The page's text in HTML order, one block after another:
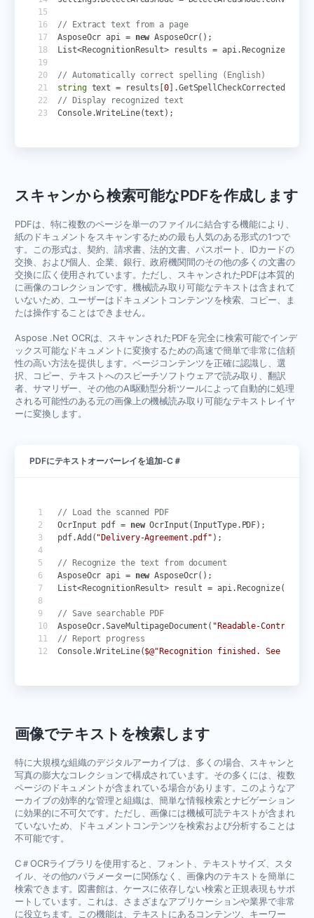
// Extract text from a page
AsposeOcr api = new AsposeOcr();
List<RecognitionResult> results = api. Recognize
// Automatically correct spelling (English)
string text = results [0 ].GetSpellCheckCorrectedText
// Display recognized text
Console.WriteLine(text );
スキャンから検索可能なPDFを作成します
PDFは、特に複数のページを単一のファイルに結合する機能により、
紙のドキュメントをスキャンするための最も人気のある形式の1つで
す。この形式は、契約、請求書、法的文書、パスポート、IDカードの
交換、および個人、企業、銀行、政府機関間のその他の多くの文書の
交換に広く使用されています。ただし、スキャンされたPDFは本質的
に画像のコレクションです。機械読み取り可能なテキストは含まれて
いないため、ユーザーはドキュメントコンテンツを検索、コピー、ま
たは操作することはできません。
Aspose .Net OCRは、スキャンされたPDFを完全に検索可能でインデ
ックス可能なドキュメントに変換するための高速で簡単で非常に信頼
性の高い方法を提供します。ページコンテンツを正確に認識し、選
択、コピー、テキストへのスピーチソフトウェアで読み取り、翻訳
者、サマリザー、その他のAI駆動型分析ツールによって自動的に処理
される可能性のある元の画像上の機械読み取り可能なテキストレイヤ
ーに変換します。
PDFにテキストオーバーレイを追加-C＃
// Load the scanned PDF
OcrInput pdf = new OcrInput ( InputType. PDF);
pdf.Add ( "Delivery-Agreement.pdf" );
// Recognize the text from document
AsposeOcr api = new AsposeOcr();
List<RecognitionResult> result = api. Recognize(
// Save searchable PDF
AsposeOcr.SaveMultipageDocument ( "Readable-
// Report progress
Console.WriteLine($@"Recognition finished. See '
画像でテキストを検索します
特に大規模な組織のデジタルアーカイブは、多くの場合、スキャンと
写真の膨大なコレクションで構成されています。その多くには、複数
ページのドキュメントが含まれている場合があります。このようなア
ーカイブの効率的な管理と組織は、簡単な情報検索とナビゲーション
に効果的に不可欠です。ただし、画像には機械可読テキストが含まれ
ていないため、ドキュメントコンテンツを検索および分析することは
不可能です。
C＃OCRライブラリを使用すると、フォント、テキストサイズ、スタ
イル、その他のパラメーターに関係なく、画像内のテキストを簡単に
検索できます。図書館は、ケースに依存しない検索と正規表現もサポ
ートしています。これは、さまざまなアプリケーションや業界で非常
に役立ちます。この機能は、テキストにあるコンテンツ、キーワー